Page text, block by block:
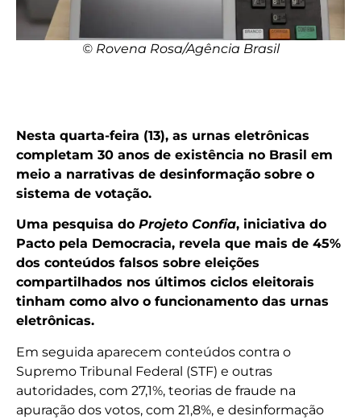
© Rovena Rosa/Agência Brasil
Nesta quarta-feira (13), as urnas eletrônicas
completam 30 anos de existência no Brasil em
meio a narrativas de desinformação sobre o
sistema de votação.
Uma pesquisa do Projeto Confia, iniciativa do
Pacto pela Democracia, revela que mais de 45%
dos conteúdos falsos sobre eleições
compartilhados nos últimos ciclos eleitorais
tinham como alvo o funcionamento das urnas
eletrônicas.
Em seguida aparecem conteúdos contra o
Supremo Tribunal Federal (STF) e outras
autoridades, com 27,1%, teorias de fraude na
apuração dos votos, com 21,8%, e desinformação